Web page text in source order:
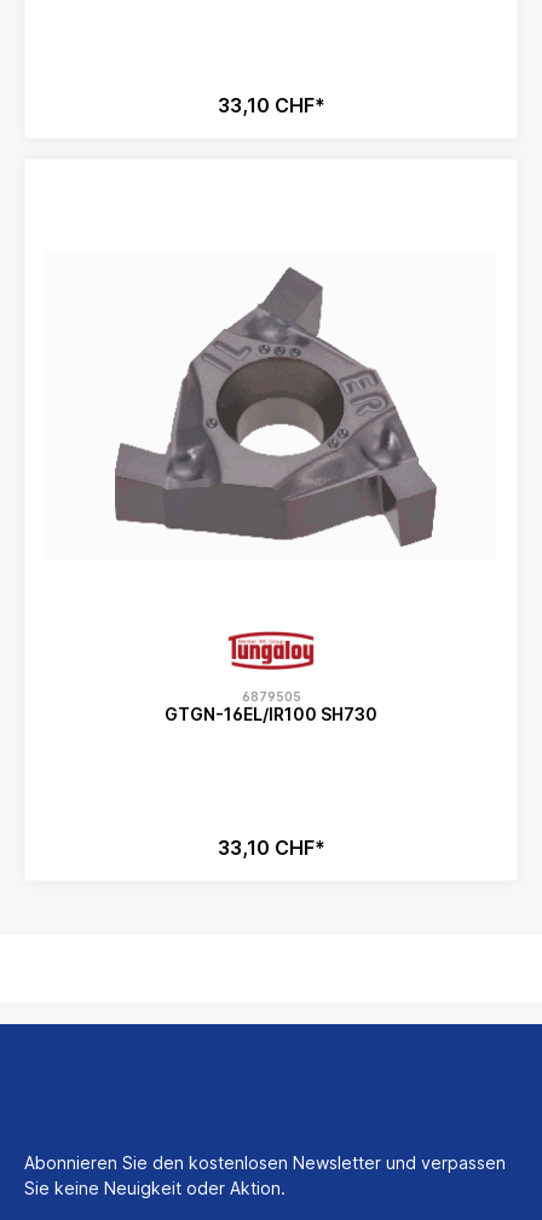
33,10 CHF*
6879505
GTGN-16EL/IR100 SH730
33,10 CHF*
Abonnieren Sie den kostenlosen Newsletter und verpassen
Sie keine Neuigkeit oder Aktion.